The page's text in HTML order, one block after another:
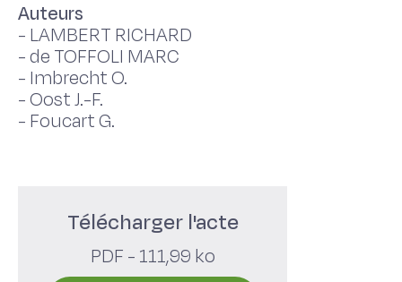
Auteurs
- LAMBERT RICHARD
-de TOFFOLI MARC
- Imbrecht O.
-Oost J.-F.
- Foucart G.
Télécharger l'acte
PDF - 111,99 ko